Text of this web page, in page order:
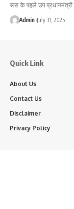
रूस के पहले उप प्रधानमंत्री
Admin July 31, 2025
Quick Link
About Us
Contact Us
Disclaimer
Privacy Policy